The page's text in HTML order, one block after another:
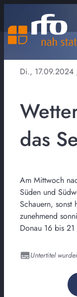
Di., 17.09.2024
das
Am Mittwoch
Süden und
Schauern, sonst
zunehmend
Donau 16 bis
Untertitel